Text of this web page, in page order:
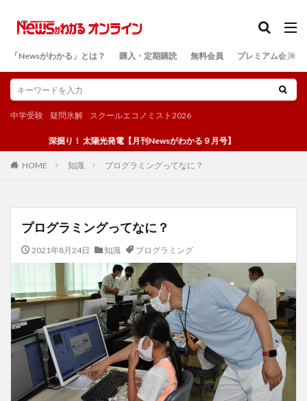
「Newsがわかる」とは？ 購入・定期購読 無料会員 プレミアム会員
中学受験 疑問氷解 スクールエコノミスト2026
深掘り！ 太陽光発電【月刊Newsがわかる９月号】
HOME 知識 プログラミングってなに？
プログラミングってなに？
2021年8月24日 知識 プログラミング
検索